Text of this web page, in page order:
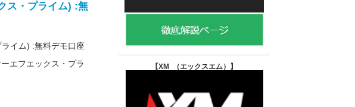
ス・プライム) :無
イム) :無料デモ口座
エフエックス・プラ
【XM （エックスエム） 】